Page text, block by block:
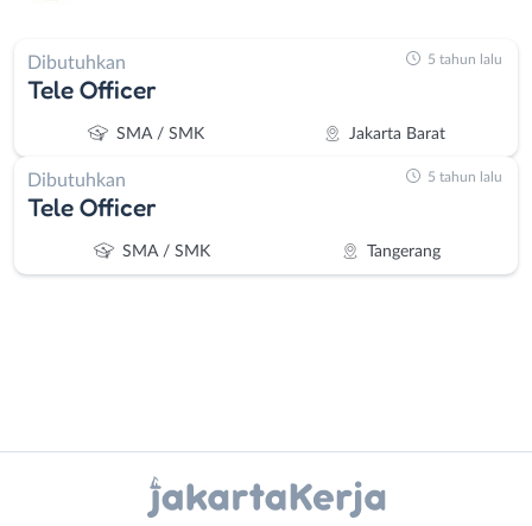
Dibutuhkan
Tele Officer
SMA / SMK Jakarta Barat
5 tahun lalu
Dibutuhkan
Tele Officer
SMA / SMK Tangerang
5 tahun lalu
Gizi
Work)
X - Twitter Telegram
Kanal Lainnya..